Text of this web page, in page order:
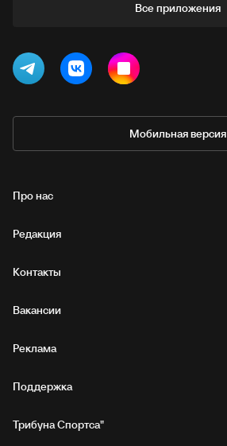
Все приложения
Мобильная версия
Про нас
Редакция
Контакты
Вакансии
Реклама
Поддержка
Трибуна Спортса"